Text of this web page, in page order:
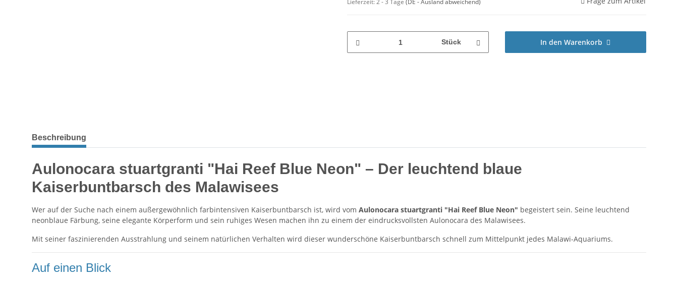
Lieferzeit:2 - 3 Tage (DE - Ausland abweichend)
Stück In den Warenkorb
Beschreibung
Aulonocara stuartgranti "Hai Reef Blue Neon" – Der leuchtend blaue
Kaiserbuntbarsch des Malawisees
Wer auf der Suche nach einem außergewöhnlich farbintensiven Kaiserbuntbarsch ist, wird vom Aulonocara stuartgranti "Hai Reef Blue Neon" begeistert sein. Seine leuchtend
neonblaue Färbung, seine elegante Körperform und sein ruhiges Wesen machen ihn zu einem der eindrucksvollsten Aulonocara des Malawisees.
Mit seiner faszinierenden Ausstrahlung und seinem natürlichen Verhalten wird dieser wunderschöne Kaiserbuntbarsch schnell zum Mittelpunkt jedes Malawi-Aquariums.
Auf einen Blick